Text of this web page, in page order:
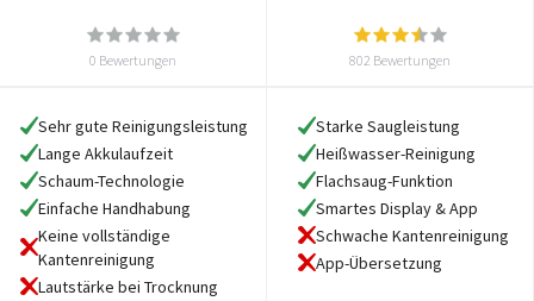
0 Bewertungen 802 Bewertungen
Sehr gute Reinigungsleistung
Lange Akkulaufzeit
Schaum-Technologie
Einfache Handhabung
Keine vollständige
Kantenreinigung
Lautstärke bei Trocknung
Starke Saugleistung
Heißwasser-Reinigung
Flachsaug-Funktion
Smartes Display & App
Schwache Kantenreinigung
App-Übersetzung